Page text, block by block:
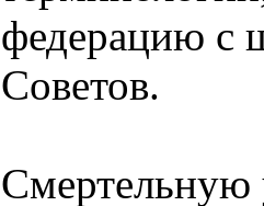
федерацию с
Советов.
Смертельную